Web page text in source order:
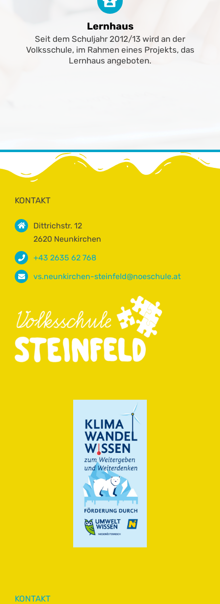
Lernhaus
Seit dem Schuljahr 2012/13 wird an der
Volksschule, im Rahmen eines Projekts, das
Lernhaus angeboten.
KONTAKT
Dittrichstr. 12
2620 Neunkirchen
+43 2635 62 768
vs.neunkirchen-steinfeld@noeschule.at
KONTAKT